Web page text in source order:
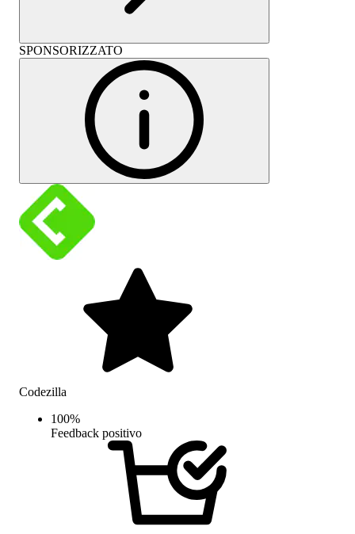
SPONSORIZZATO
Codezilla
100%
Feedback positivo